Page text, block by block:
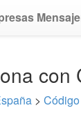
con
>